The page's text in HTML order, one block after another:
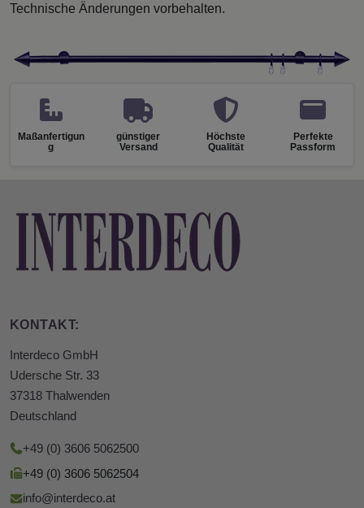
Technische Änderungen vorbehalten.
Maßanfertigun
g
günstiger
Versand
Höchste
Qualität
Perfekte
Passform
KONTAKT:
Interdeco GmbH
Udersche Str. 33
37318 Thalwenden
Deutschland
+49 (0) 3606 5062500
+49 (0) 3606 5062504
info@interdeco.at